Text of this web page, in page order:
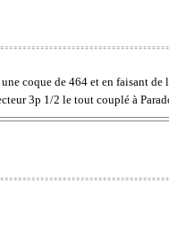
coque de 464 et en faisant de
3p 1/2 le tout couplé à